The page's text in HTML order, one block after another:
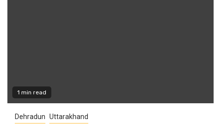
1 min read
Dehradun Uttarakhand